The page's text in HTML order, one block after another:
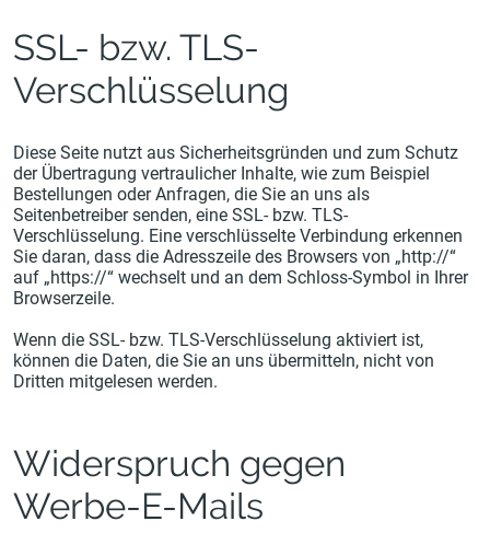
SSL- bzw. TLS-
Verschlüsselung
Diese Seite nutzt aus Sicherheitsgründen und zum Schutz
der Übertragung vertraulicher Inhalte, wie zum Beispiel
Bestellungen oder Anfragen, die Sie an uns als
Seitenbetreiber senden, eine SSL- bzw. TLS-
Verschlüsselung. Eine verschlüsselte Verbindung erkennen
Sie daran, dass die Adresszeile des Browsers von „http://“
auf „https://“ wechselt und an dem Schloss-Symbol in Ihrer
Browserzeile.
Wenn die SSL- bzw. TLS-Verschlüsselung aktiviert ist,
können die Daten, die Sie an uns übermitteln, nicht von
Dritten mitgelesen werden.
Widerspruch gegen
Werbe-E-Mails